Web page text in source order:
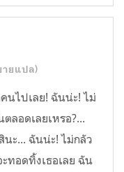
ายแปล)
นไปเลย! ฉันน่ะ! ไม่
ลอดเลยเหรอ?...
นะ... ฉันน่ะ! ไม่กลัว
ทอดทิ้งเธอเลย ฉัน